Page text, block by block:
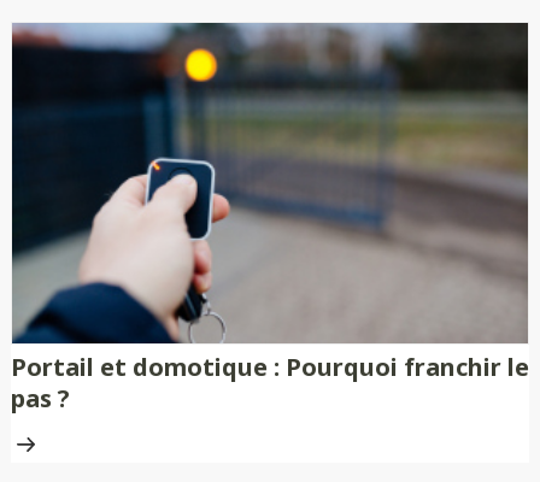
Portail et domotique : Pourquoi franchir le
pas ?